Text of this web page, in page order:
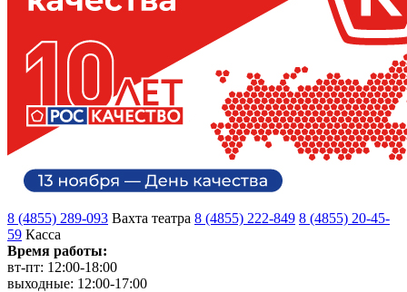
8 (4855) 289-093 Вахта театра 8 (4855) 222-849 8 (4855) 20-45-
59 Касса
Время работы:
вт-пт: 12:00-18:00
выходные: 12:00-17:00